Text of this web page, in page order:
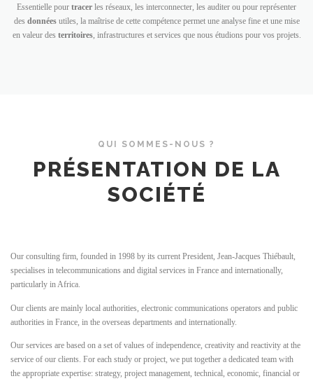
Essentielle pour tracer les réseaux, les interconnecter, les auditer ou pour représenter
des donnéesutiles, la maîtrise de cette compétence permet une analyse fine et une mise
en valeur des territoires, infrastructures et services que nous étudions pour vos projets.
QUI SOMMES-NOUS ?
PRÉSENTATION DE LA
SOCIÉTÉ
Our consulting firm, founded in 1998 by its current President, Jean-Jacques Thiébault,
specialises in telecommunications and digital services in France and internationally,
particularly in Africa.
Our clients are mainly local authorities, electronic communications operators and public
authorities in France, in the overseas departments and internationally.
Our services are based on a set of values of independence, creativity and reactivity at the
service of our clients. For each study or project, we put together a dedicated team with
the appropriate expertise: strategy, project management, technical, economic, financial or